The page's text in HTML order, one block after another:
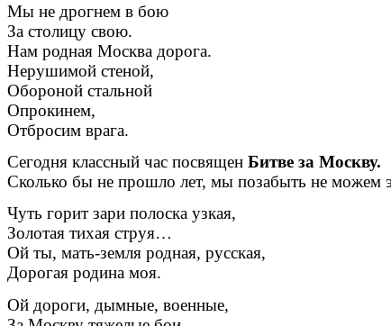
Мы не дрогнем в бою
За столицу свою.
Нам родная Москва дорога.
Нерушимой стеной,
Обороной стальной
Опрокинем,
Отбросим врага.
Сегодня классный час посвящен Битве за Москву.
Сколько бы не прошло лет, мы позабыть не можем
Чуть горит зари полоска узкая,
Золотая тихая струя…
Ой ты, мать-земля родная, русская,
Дорогая родина моя.
Ой дороги, дымные, военные,